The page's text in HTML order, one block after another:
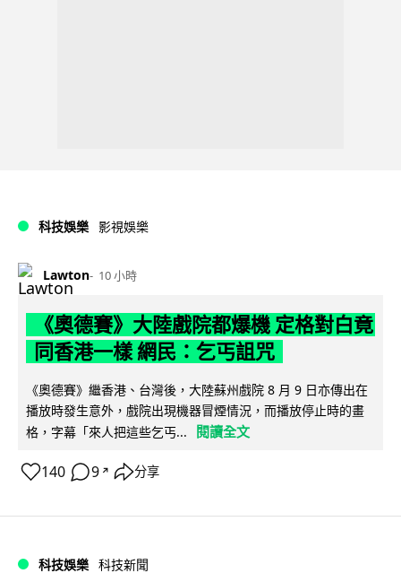
科技娛樂 影視娛樂
Lawton 10 小時
《奧德賽》大陸戲院都爆機 定格對白竟
同香港一樣 網民：乞丐詛咒
《奧德賽》繼香港、台灣後，大陸蘇州戲院 8 月 9 日亦傳出在
播放時發生意外，戲院出現機器冒煙情況，而播放停止時的畫
格，字幕「來人把這些乞丐...
閱讀全文
140 9 ↗ 分享
科技娛樂 科技新聞